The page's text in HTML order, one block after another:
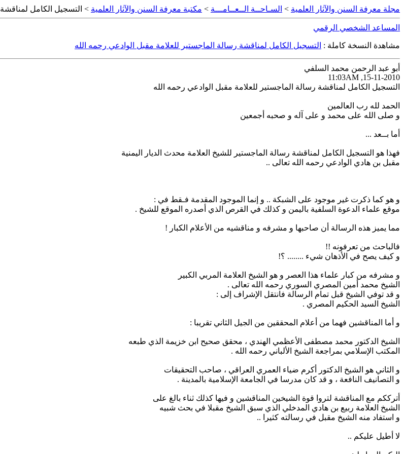
مجلة معرفة السنن والآثار العلمية > السـاحــة الــعــامـــة > مكتبة معرفة السنن والآثار العلمية > التسجيل الكامل
المساعد الشخصي الرقمي
مشاهدة النسخة كاملة : التسجيل الكامل لمناقشة رسالة الماجستير للعلامة مقبل الوادعي رحمه الله
أبو عبد الرحمن محمد السلفي
15-11-2010, 11:03AM
التسجيل الكامل لمناقشة رسالة الماجستير للعلامة مقبل الوادعي رحمه الله
الحمد لله رب العالمين
و صلى الله على محمد و على آله و صحبه أجمعين
أما بــعد ...
فهذا هو التسجيل الكامل لمناقشة رسالة الماجستير للشيخ العلامة محدث الديار اليمنية
مقبل بن هادي الوادعي رحمه الله تعالى ..
و هو كما ذكرت غير موجود على الشبكة .. و إنما الموجود المقدمة فـقط في :
موقع علماء الدعوة السلفية باليمن و كذلك في القرص الذي أصدره الموقع للشيخ .
مما يميز هذه الرسالة أن صاحبها و مشرفه و مناقشيه من الأعلام الكبار !
فالباحث من تعرفونه !!
و كيف يصح في الأذهان شيء ........ ؟!
و مشرفه من كبار علماء هذا العصر و هو الشيخ العلامة المربي الكبير
الشيخ محمد أمين المصري السوري رحمه الله تعالى .
و قد توفي الشيخ قبل تمام الرسالة فانتقل الإشراف إلى :
الشيخ السيد الحكيم المصري .
و أما المناقشين فهما من أعلام المحققين من الجيل الثاني تقريبا :
الشيخ الدكتور محمد مصطفى الأعظمي الهندي ، محقق صحيح ابن خزيمة الذي طبعه
المكتب الإسلامي بمراجعة الشيخ الألباني رحمه الله .
و الثاني هو الشيخ الدكتور أكرم ضياء العمري العراقي ، صاحب التحقيقات
و التصانيف النافعة ، و قد كان مدرسا في الجامعة الإسلامية بالمدينة .
أترككم مع المناقشة لتروا قوة الشيخين المناقشين و فيها كذلك ثناء بالغ على
الشيخ العلامة ربيع بن هادي المدخلي الذي سبق الشيخ مقبلا في بحث شبيه
و استفاد منه الشيخ مقبل في رسالته كثيرا ..
لا أطيل عليكم ..